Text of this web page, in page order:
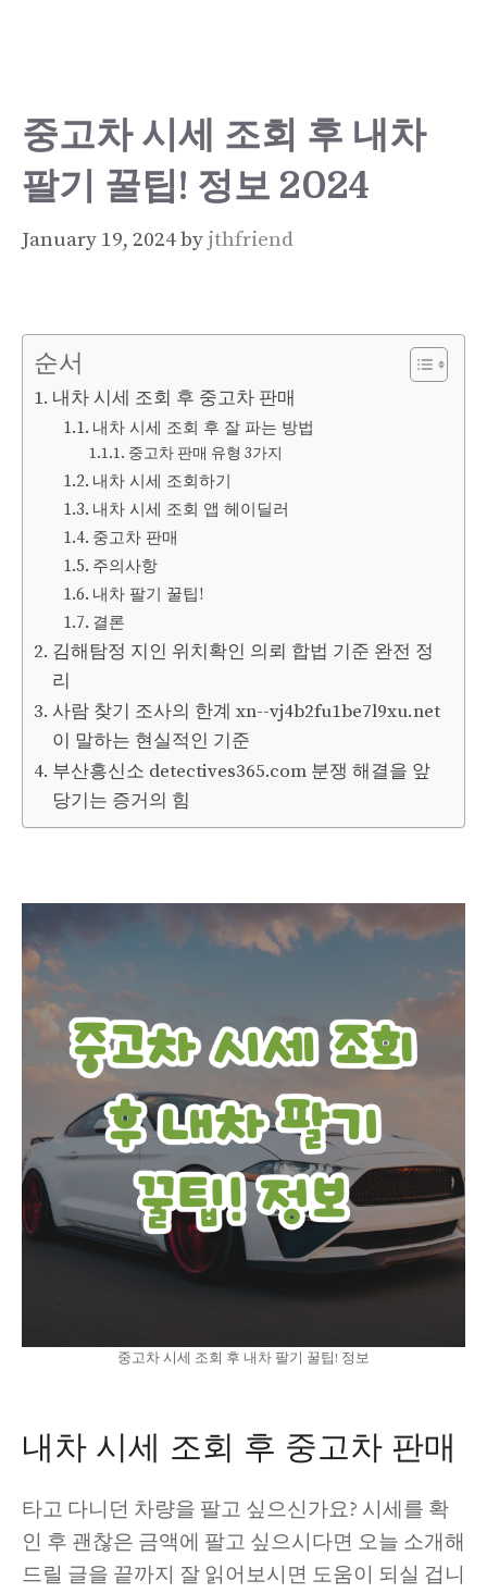
중고차 시세 조회 후 내차
팔기 꿀팁! 정보 2024
January 19, 2024by jthfriend
순서
내차 시세 조회 후 중고차 판매
내차 시세 조회 후 잘 파는 방법
중고차 판매 유형 3가지
내차 시세 조회하기
내차 시세 조회 앱 헤이딜러
중고차 판매
주의사항
내차 팔기 꿀팁!
결론
김해탐정 지인 위치확인 의뢰 합법 기준 완전 정
리
사람 찾기 조사의 한계 xn--vj4b2fu1be7l9xu.net
이 말하는 현실적인 기준
부산흥신소 detectives365.com 분쟁 해결을 앞
당기는 증거의 힘
중고차 시세 조회 후 내차 팔기 꿀팁! 정보
내차 시세 조회 후 중고차 판매
타고 다니던 차량을 팔고 싶으신가요? 시세를 확
인 후 괜찮은 금액에 팔고 싶으시다면 오늘 소개해
드릴 글을 끝까지 잘 읽어보시면 도움이 되실 겁니